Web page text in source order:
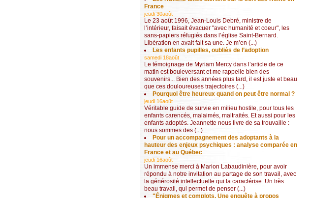
France
jeudi 30août
Le 23 août 1996, Jean-Louis Debré, ministre de
l’intérieur, faisait évacuer "avec humanité et coeur", les
sans-papiers réfugiés dans l’église Saint-Bernard.
Libération en avait fait sa une. Je m’en (...)
Les enfants pupilles, oubliés de l’adoption
samedi 18août
Le témoignage de Myriam Mercy dans l’article de ce
matin est bouleversant et me rappelle bien des
souvenirs... Bien des années plus tard, il est juste et beau
que ces douloureuses trajectoires (...)
Pourquoi être heureux quand on peut être normal ?
jeudi 16août
Véritable guide de survie en milieu hostile, pour tous les
enfants carencés, malaimés, maltraités. Et aussi pour les
enfants adoptés. Jeannette nous livre de sa trouvaille :
nous sommes des (...)
Pour un accompagnement des adoptants à la
hauteur des enjeux psychiques : analyse comparée en
France et au Québec
jeudi 16août
Un immense merci à Marion Labaudinière, pour avoir
répondu à notre invitation au partage de son travail, avec
la générosité intellectuelle qui la caractérise. Un très
beau travail, qui permet de penser (...)
"Énigmes et complots. Une enquête à propos